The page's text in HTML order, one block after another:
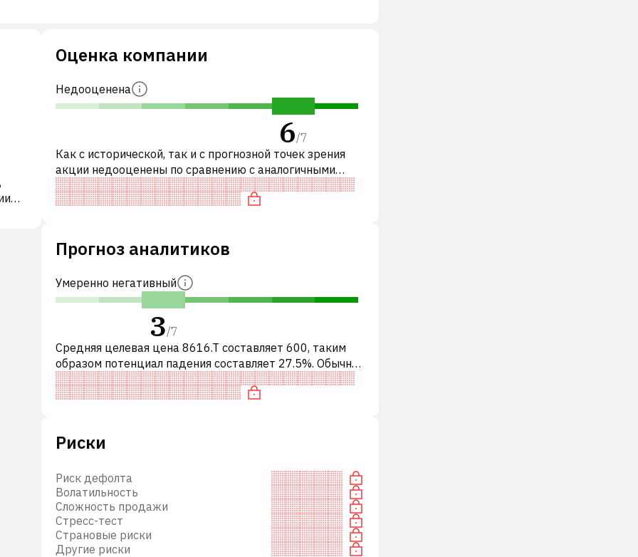
Оценка компании
Недооценена
6/7
Как с исторической, так и с прогнозной точек зрения
акции недооценены по сравнению с аналогичными
акциями. В частности, акция справедливо оценена по
P/E и недооценена по
Прогноз аналитиков
Умеренно негативный
3/7
Средняя целевая цена 8616.T составляет 600, таким
образом потенциал падения составляет 27.5%. Обычно
это означает рекомендацию «ПРОДАВАТЬ» среди
инвестиционных компаний и
Риски
Риск дефолта
Волатильность
Сложность продажи
Стресс-тест
Страновые риски
Другие риски